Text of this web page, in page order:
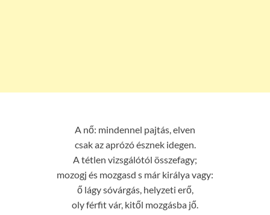
A nő: mindennel pajtás, elven
csak az aprózó észnek idegen.
A tétlen vizsgálótól összefagy;
mozogj és mozgasd s már királya vagy:
ő lágy sóvárgás, helyzeti erő,
oly férfit vár, kitől mozgásba jő.